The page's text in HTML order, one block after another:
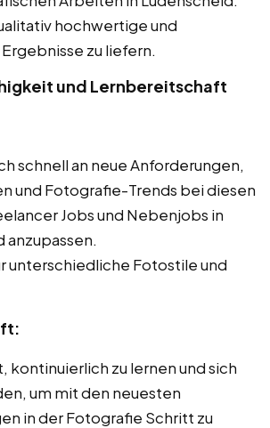
hochwertige und
zu liefern.
und Lernbereitschaft
schnell an neue Anforderungen,
und Fotografie-Trends bei diesen
Jobs und Nebenjobs in
anzupassen.
unterschiedliche Fotostile und
kontinuierlich zu lernen und sich
um mit den neuesten
in der Fotografie Schritt zu